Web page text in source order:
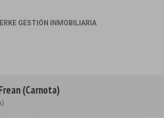
ERKE GESTIÓN INMOBILIARIA
(Carnota)